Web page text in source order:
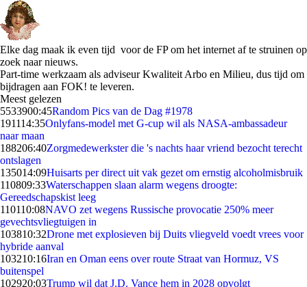
Elke dag maak ik even tijd voor de FP om het internet af te struinen op
zoek naar nieuws.
Part-time werkzaam als adviseur Kwaliteit Arbo en Milieu, dus tijd om
bijdragen aan FOK! te leveren.
Meest gelezen
5533900:45Random Pics van de Dag #1978
191114:35Onlyfans-model met G-cup wil als NASA-ambassadeur
naar maan
188206:40Zorgmedewerkster die 's nachts haar vriend bezocht terecht
ontslagen
135014:09Huisarts per direct uit vak gezet om ernstig alcoholmisbruik
110809:33Waterschappen slaan alarm wegens droogte:
Gereedschapskist leeg
110110:08NAVO zet wegens Russische provocatie 250% meer
gevechtsvliegtuigen in
103810:32Drone met explosieven bij Duits vliegveld voedt vrees voor
hybride aanval
103210:16Iran en Oman eens over route Straat van Hormuz, VS
buitenspel
102920:03Trump wil dat J.D. Vance hem in 2028 opvolgt